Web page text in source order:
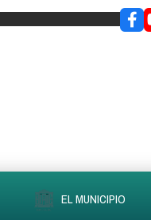
EL MUNICIPIO